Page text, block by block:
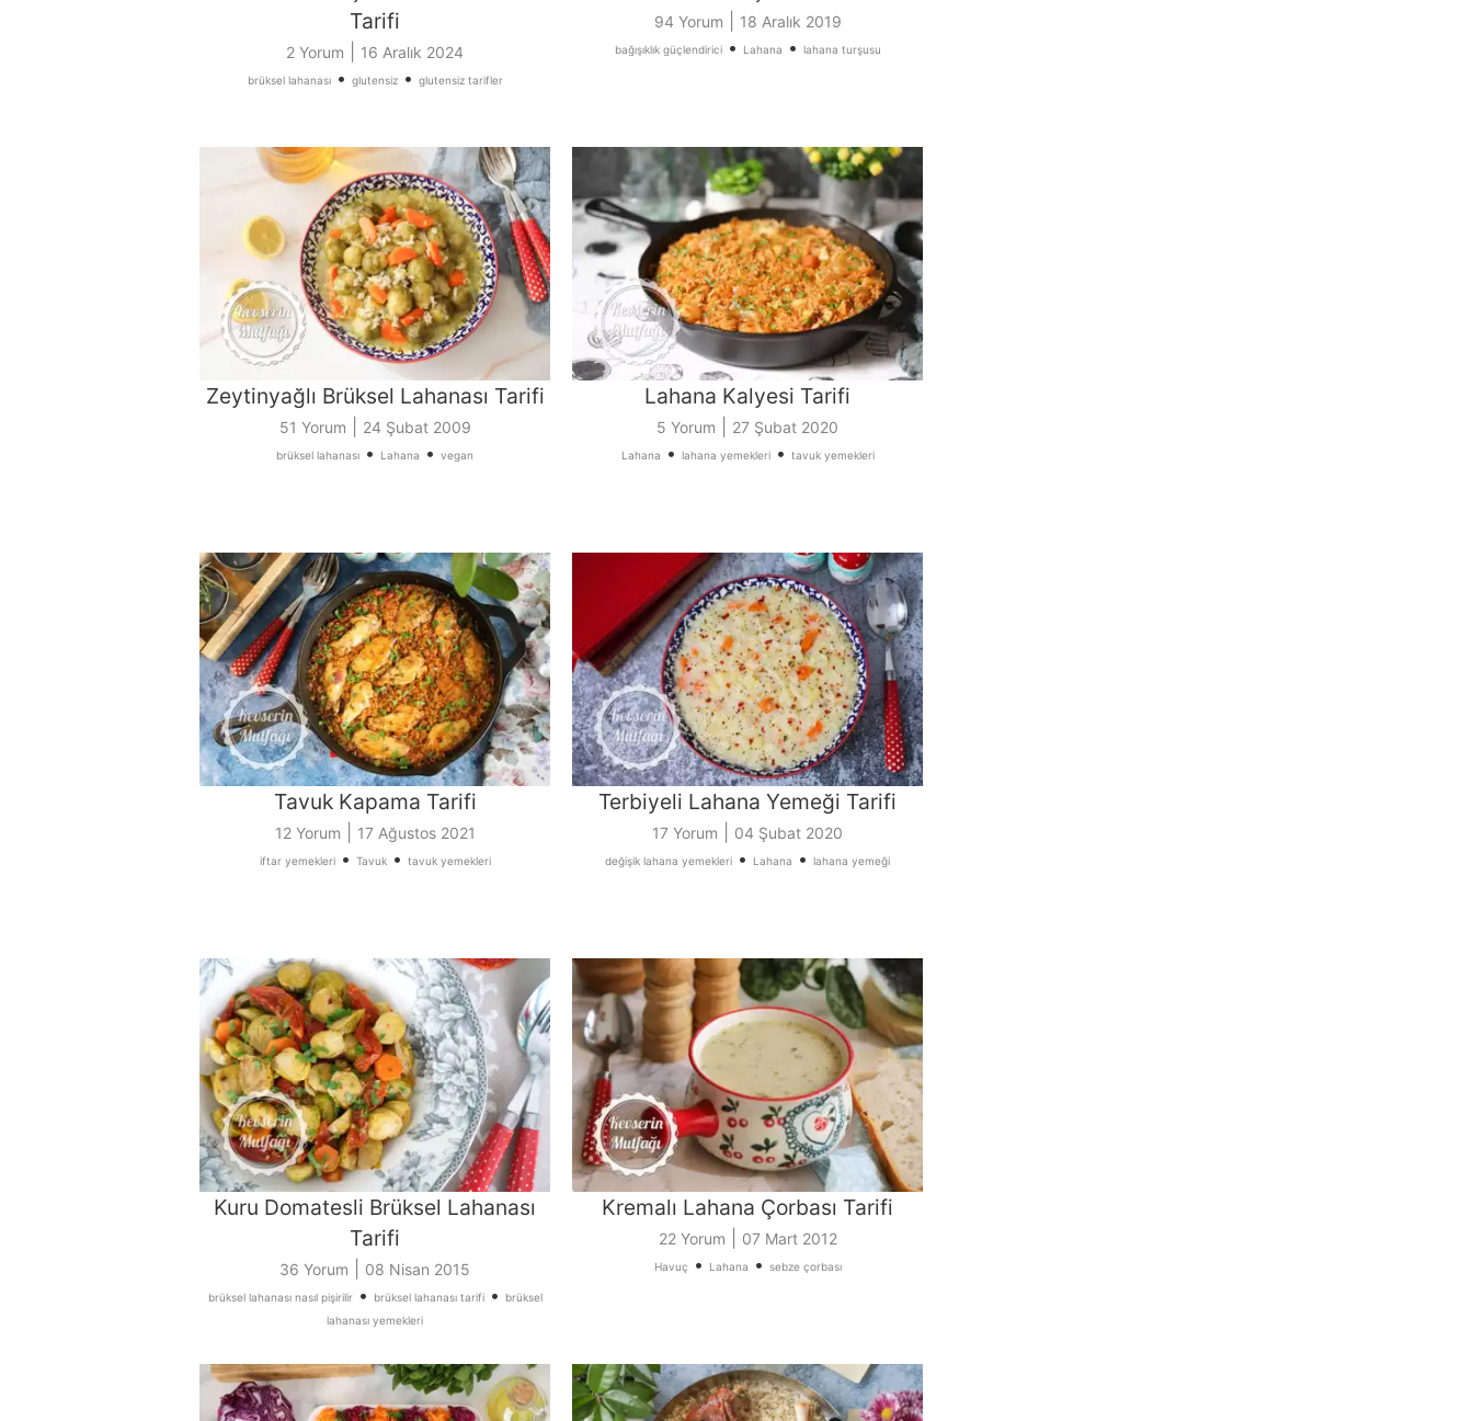
Tarifi
2 Yorum 16 Aralık 2024
brüksel lahanası• glutensiz• glutensiz tarifler
94 Yorum 18 Aralık 2019
bağışıklık güçlendirici• Lahana • lahana turşusu
Zeytinyağlı Brüksel Lahanası Tarifi
51 Yorum 24 Şubat 2009
brüksel lahanası • Lahana • vegan
Lahana Kalyesi Tarifi
5 Yorum 27 Şubat 2020
Lahana • lahana yemekleri• tavuk yemekleri
Tavuk Kapama Tarifi
12 Yorum 17 Ağustos 2021
iftar yemekleri• Tavuk• tavuk yemekleri
Terbiyeli Lahana Yemeği Tarifi
17 Yorum 04 Şubat 2020
değişik lahana yemekleri • Lahana • lahana yemeği
Kuru Domatesli Brüksel Lahanası
Tarifi
36 Yorum 08 Nisan 2015
brüksel lahanası nasıl pişirilir• brüksel lahanası tarifi•
brüksel
lahanası yemekleri
Kremalı Lahana Çorbası Tarifi
22 Yorum 07 Mart 2012
Havuç • Lahana • sebze çorbası